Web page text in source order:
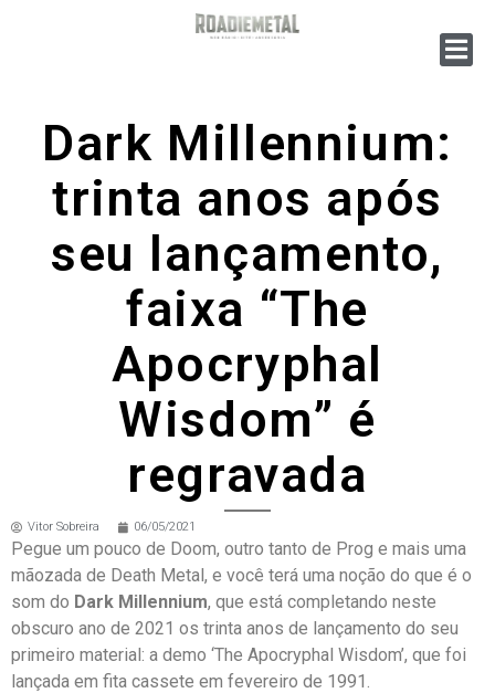
Dark Millennium:
trinta anos após
seu lançamento,
faixa “The
Apocryphal
Wisdom” é
regravada
Vitor Sobreira 06/05/2021
Pegue um pouco de Doom, outro tanto de Prog e mais uma
mãozada de Death Metal, e você terá uma noção do que é o
som do Dark Millennium, que está completando neste
obscuro ano de 2021 os trinta anos de lançamento do seu
primeiro material: a demo ‘The Apocryphal Wisdom’, que foi
lançada em fita cassete em fevereiro de 1991.